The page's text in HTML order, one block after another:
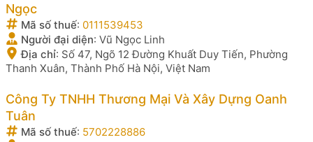
Ngọc
Mã số thuế: 0111539453
Người đại diện: Vũ Ngọc Linh
Địa chỉ: Số 47, Ngõ 12 Đường Khuất Duy Tiến, Phường
Thanh Xuân, Thành Phố Hà Nội, Việt Nam
Công Ty TNHH Thương Mại Và Xây Dựng Oanh
Tuân
Mã số thuế: 5702228886